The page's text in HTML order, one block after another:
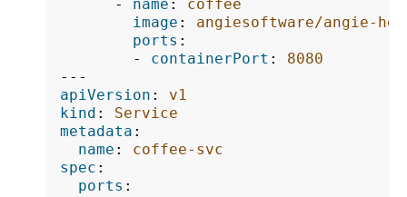
-
name :
coffee
image :
angiesoftware/angie-
ports :
-
containerPort :
8080
---
apiVersion :
v1
kind :
Service
metadata :
name :
coffee-svc
spec :
ports :